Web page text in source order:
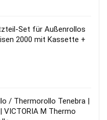
Set für Außenrollos
2000 mit Kassette +
/ Thermorollo Tenebra |
VICTORIA M Thermo